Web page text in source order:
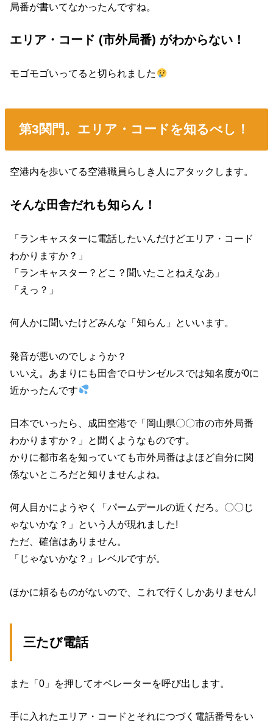
局番が書いてなかったんですね。
エリア・コード (市外局番) がわからない！
モゴモゴいってると切られました
第3関門。エリア・コードを知るべし！
空港内を歩いてる空港職員らしき人にアタックします。
そんな田舎だれも知らん！
「ランキャスターに電話したいんだけどエリア・コード
わかりますか？」
「ランキャスター？どこ？聞いたことねえなあ」
「えっ？」
何人かに聞いたけどみんな「知らん」といいます。
発音が悪いのでしょうか？
いいえ。あまりにも田舎でロサンゼルスでは知名度が0に
近かったんです
日本でいったら、成田空港で「岡山県〇〇市の市外局番
わかりますか？」と聞くようなものです。
かりに都市名を知っていても市外局番はよほど自分に関
係ないところだと知りませんよね。
何人目かにようやく「パームデールの近くだろ。〇〇じ
ゃないかな？」という人が現れました!
ただ、確信はありません。
「じゃないかな？」レベルですが。
ほかに頼るものがないので、これで行くしかありません!
三たび電話
また「0」を押してオペレーターを呼び出します。
手に入れたエリア・コードとそれにつづく電話番号をい